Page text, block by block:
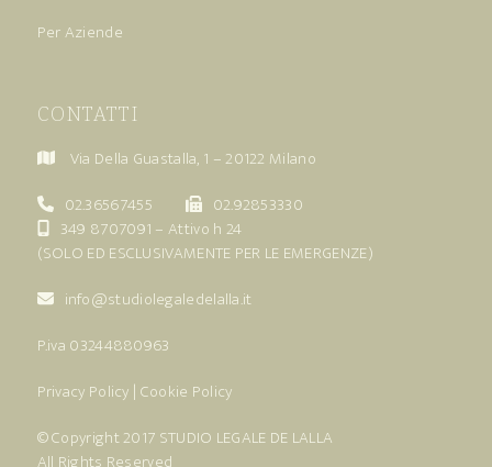
Per Aziende
CONTATTI
Via Della Guastalla, 1 – 20122 Milano
02.36567455
02.92853330
349 8707091 – Attivo h 24
(SOLO ED ESCLUSIVAMENTE PER LE EMERGENZE)
info@studiolegaledelalla.it
P.iva 03244880963
Privacy Policy | Cookie Policy
© Copyright 2017 STUDIO LEGALE DE LALLA